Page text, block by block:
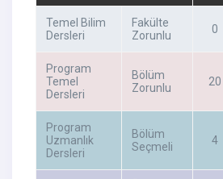
Temel Bilim
Dersleri
Fakülte
Zorunlu
0
Program
Temel
Dersleri
Bölüm
Zorunlu
20
Program
Uzmanlık
Dersleri
Bölüm
Seçmeli
4